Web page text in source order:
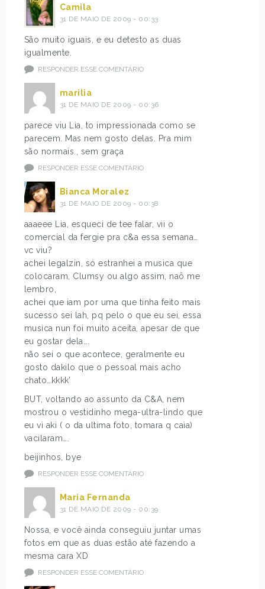
Camila
31 DE MAIO DE 2009 - 00:33
São muito iguais, e eu detesto as duas
igualmente.
RESPONDER ESSE COMENTÁRIO
marilia
31 DE MAIO DE 2009 - 00:36
parece viu Lia, to impressionada como se
parecem. Mas nem gosto delas. Pra mim
são normais., sem graça
RESPONDER ESSE COMENTÁRIO
Bianca Moralez
31 DE MAIO DE 2009 - 00:38
aaaeee Lia, esqueci de tee falar, vii o
comercial da fergie pra c&a essa semana…
vc viu?
achei legalzin, só estranhei a musica que
colocaram, Clumsy ou algo assim, naõ me
lembro,
achei que iam por uma que tinha feito mais
sucesso sei lah, pq pelo o que eu sei, essa
musica nun foi muito aceita, apesar de que
eu gostar dela….
não sei o que acontece, geralmente eu
gosto dakilo que o pessoal mais acho
chato…kkkk’
BUT, voltando ao assunto da C&A, nem
mostrou o vestidinho mega-ultra-lindo que
eu vi aki ( o da ultima foto, tomara q caia)
vacilaram….
beijinhos, bye
RESPONDER ESSE COMENTÁRIO
Maria Fernanda
31 DE MAIO DE 2009 - 00:39
Nossa, e você ainda conseguiu juntar umas
fotos em que as duas estão até fazendo a
mesma cara XD
RESPONDER ESSE COMENTÁRIO